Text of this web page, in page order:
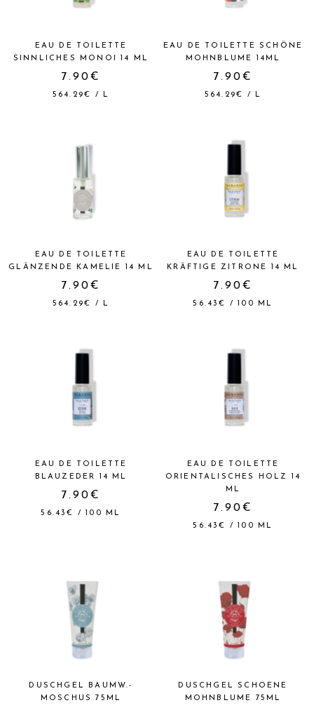
EAU DE TOILETTE
SINNLICHES MONOI 14 ML
7.90€
564.29€ / L
EAU DE TOILETTE SCHÖNE
MOHNBLUME 14ML
7.90€
564.29€ / L
EAU DE TOILETTE
GLÄNZENDE KAMELIE 14 ML
7.90€
564.29€ / L
EAU DE TOILETTE
KRÄFTIGE ZITRONE 14 ML
7.90€
56.43€ /100 ML
EAU DE TOILETTE
BLAUZEDER 14 ML
7.90€
56.43€ / 100 ML
EAU DE TOILETTE
ORIENTALISCHES HOLZ 14
ML
7.90€
56.43€ / 100 ML
DUSCHGEL BAUMW.-
MOSCHUS 75ML
DUSCHGEL SCHOENE
MOHNBLUME 75ML